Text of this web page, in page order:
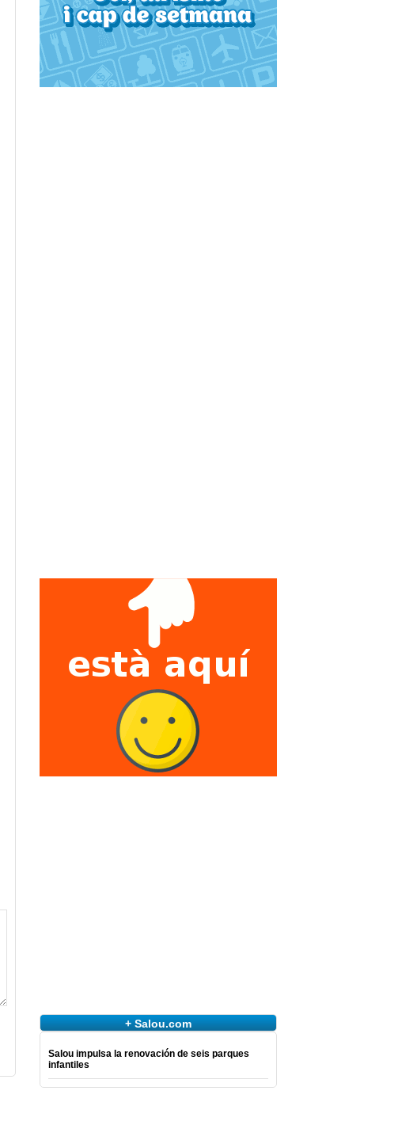
+ Salou.com
Salou impulsa la renovación de seis parques
infantiles